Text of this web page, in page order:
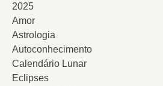
2025
Amor
Astrologia
Autoconhecimento
Calendário Lunar
Eclipses